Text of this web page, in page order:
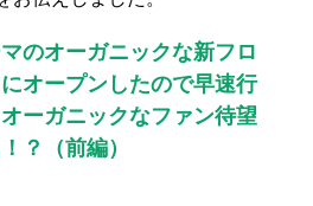
のオーガニックな新フロ
オープンしたので早速行
ーガニックなファン待望
？（前編）